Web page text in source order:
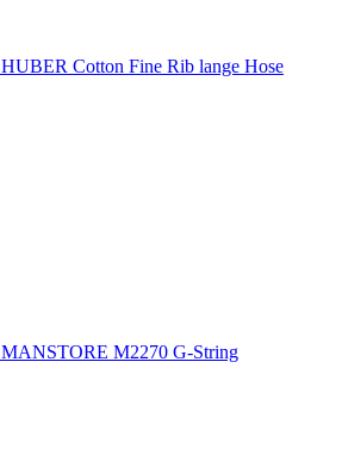
HUBER Cotton Fine Rib lange Hose
MANSTORE M2270 G-String